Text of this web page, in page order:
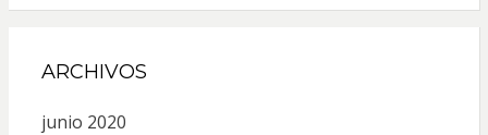
ARCHIVOS
junio 2020